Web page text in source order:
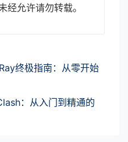
经允许请勿转载。
终极指南：从零开始
：从入门到精通的